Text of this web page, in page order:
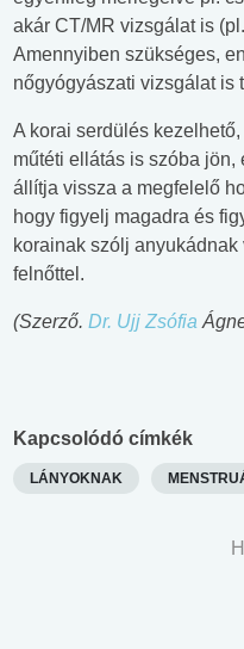
akár CT/MR vizsgálat is
Amennyiben szükséges,
nőgyógyászati vizsgálat is
A korai serdülés
műtéti ellátás is szóba
állítja vissza a megfelelő
hogy figyelj magadra és
korainak szólj
felnőttel.
(Szerző. Dr. Ujj Zsófia
Kapcsolódó címkék
LÁNYOKNAK